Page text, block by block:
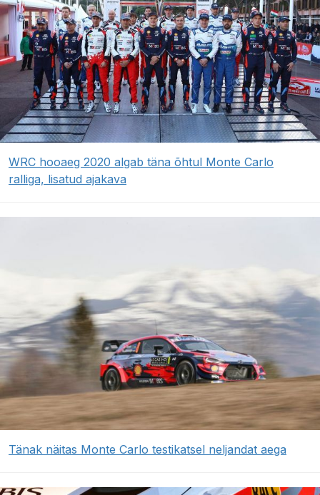
WRC hooaeg 2020 algab täna õhtul Monte Carlo
ralliga, lisatud ajakava
Tänak näitas Monte Carlo testikatsel neljandat aega